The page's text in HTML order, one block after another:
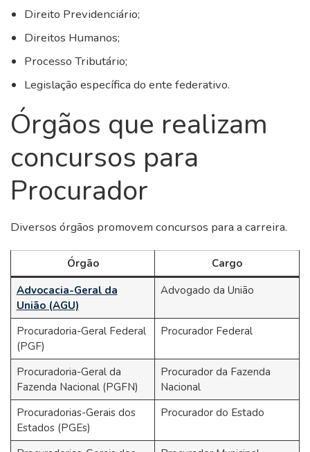
Direito Previdenciário;
Direitos Humanos;
Processo Tributário;
Legislação específica do ente federativo.
Órgãos que realizam
concursos para
Procurador
Diversos órgãos promovem concursos para a carreira.
Órgão
Cargo
Advocacia-Geral da
União (AGU)
Advogado da União
Procuradoria-Geral Federal
(PGF)
Procurador Federal
Procuradoria-Geral da
Fazenda Nacional (PGFN)
Procurador da Fazenda
Nacional
Procuradorias-Gerais dos
Estados (PGEs)
Procurador do Estado